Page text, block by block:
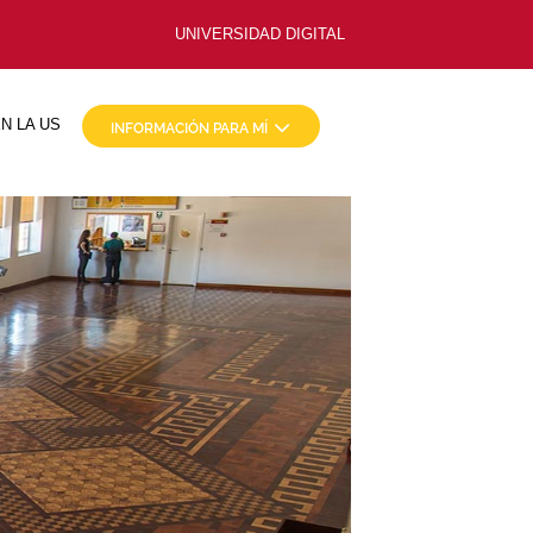
UNIVERSIDAD DIGITAL
LA US